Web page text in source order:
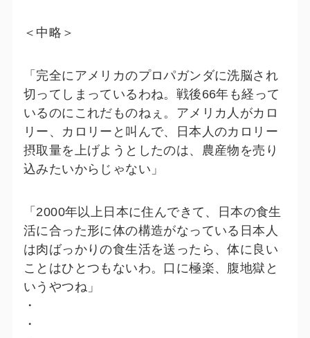
＜中略＞
「完全にアメリカのプロパガンダに洗脳され
切ってしまっているわね。戦後66年も経って
いるのにこれだものねぇ。アメリカ人がカロ
リー、カロリーと叫んで、日本人のカロリー
摂取量を上げようとしたのは、農産物を売り
込みたいからじゃない」
「2000年以上日本に住んできて、日本の食生
活に合った形に体の構造がなっている日本人
は肉ばっかりの食生活を送ったら、体に良い
ことはひとつもないわ。口に極楽、腹地獄と
いうやつね」
・
・